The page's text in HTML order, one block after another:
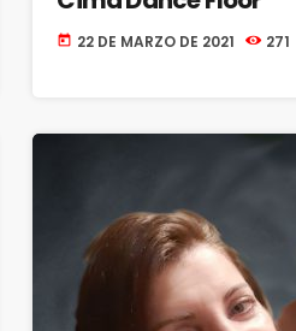
today 22 DE MARZO DE 2021 271